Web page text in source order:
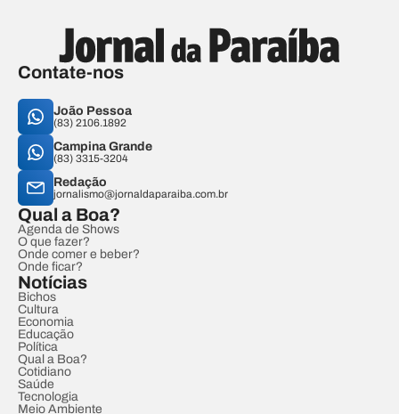
Contate-nos
João Pessoa
(83) 2106.1892
Campina Grande
(83) 3315-3204
Redação
jornalismo@jornaldaparaiba.com.br
Qual a Boa?
Agenda de Shows
O que fazer?
Onde comer e beber?
Onde ficar?
Notícias
Bichos
Cultura
Economia
Educação
Política
Qual a Boa?
Cotidiano
Saúde
Tecnologia
Meio Ambiente